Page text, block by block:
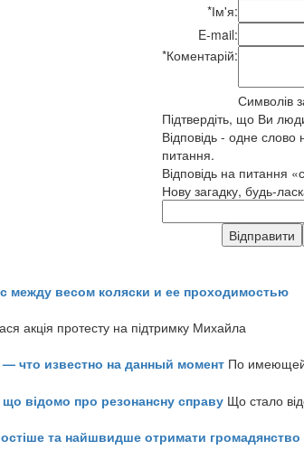
*Ім'я:
E-mail:
*Коментарій:
Символів
Підтвердіть, що Ви
Відповідь - одне слово
питання.
Відповідь на питання
Нову загадку, будь-
между весом коляски и ее проходимостью
акція протесту на підтримку Михайла
что известно на данный момент По
відомо про резонансну справу Що стало
та найшвидше отримати